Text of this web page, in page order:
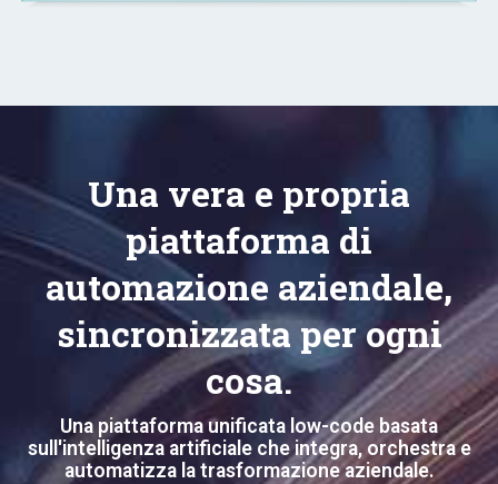
Una vera e propria
piattaforma di
automazione aziendale,
sincronizzata per ogni
cosa.
Una piattaforma unificata low-code basata
sull'intelligenza artificiale che integra, orchestra e
automatizza la trasformazione aziendale.